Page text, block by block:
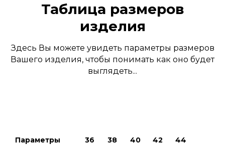
Таблица размеров
изделия
Здесь Вы можете увидеть параметры размеров
Вашего изделия, чтобы понимать как оно будет
выглядеть...
Параметры
36 38 40 42 44